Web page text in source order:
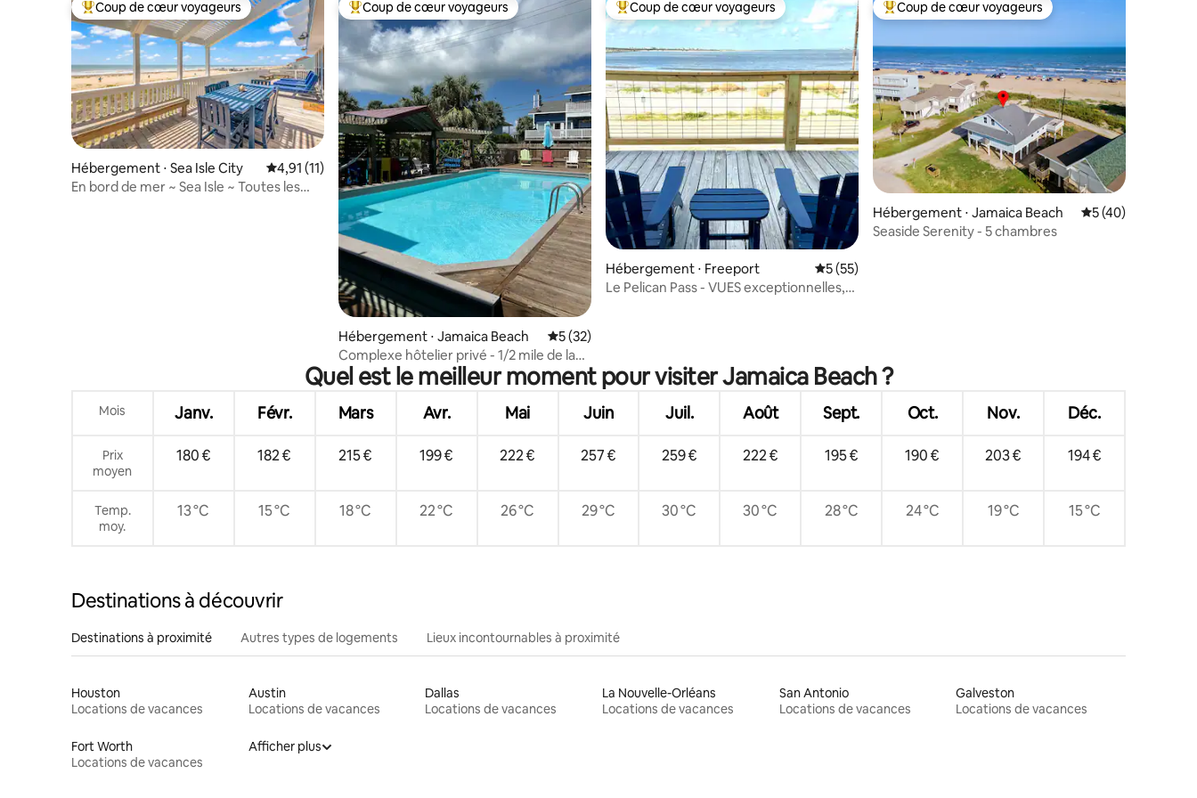
Coups de cœur voyageurs les plus appréciés
Coup de cœur voyageurs
Hébergement ⋅ Sea Isle City Évaluation moyenne sur la base de 11 commentaires : 4,91 sur 5
4,91 (11)
En bord de mer ~ Sea Isle ~ Toutes les
Coups de cœur voyageurs les plus appréciés
Coup de cœur voyageurs
Hébergement ⋅ Jamaica Beach Évaluation moyenne sur la base de 32 commentaires : 5 sur 5
5 (32)
Complexe hôtelier privé - 1/2 mile de la
plage
Coups de cœur voyageurs les plus appréciés
Coup de cœur voyageurs
Hébergement ⋅ Freeport Évaluation moyenne sur la base de 55 commentaires : 5 sur 5
5 (55)
Le Pelican Pass - VUES exceptionnelles,
Coups de cœur voyageurs les plus appréciés
Coup de cœur voyageurs
Hébergement ⋅ Jamaica Beach Évaluation
5 (40)
Seaside Serenity - 5 chambres
Quel est le meilleur moment pour visiter Jamaica Beach ?
Mois Janv. Févr. Mars Avr. Mai Juin Juil. Août Sept. Oct. Nov. Déc.
Prix
moyen
180 € 182 € 215 € 199 € 222 € 257 € 259 € 222 € 195 € 190 € 203 € 194 €
Temp.
moy.
13 °C 15 °C 18 °C 22 °C 26 °C 29 °C 30 °C 30 °C 28 °C 24 °C 19 °C 15 °C
Destinations à découvrir
Destinations à proximité Autres types de logements Lieux incontournables à proximité
Houston
Locations de vacances
Austin
Locations de vacances
Dallas
Locations de vacances
La Nouvelle-Orléans
Locations de vacances
San Antonio
Locations de vacances
Galveston
Locations de vacances
Fort Worth
Locations de vacances
Afficher plus